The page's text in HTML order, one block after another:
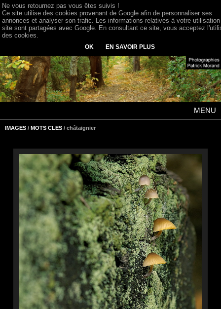
MENU
IMAGES / MOTS CLES / châtaignier
Ne vous retournez pas vous êtes suivis !
Ce site utilise des cookies provenant de Google afin de personnaliser ses
annonces et analyser son trafic. Les informations relatives à votre
site sont partagées avec Google. En consultant ce site, vous acceptez
des cookies.
OK EN SAVOIR PLUS